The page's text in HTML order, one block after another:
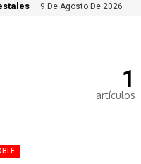
9 De Agosto De 2026
1
artículos